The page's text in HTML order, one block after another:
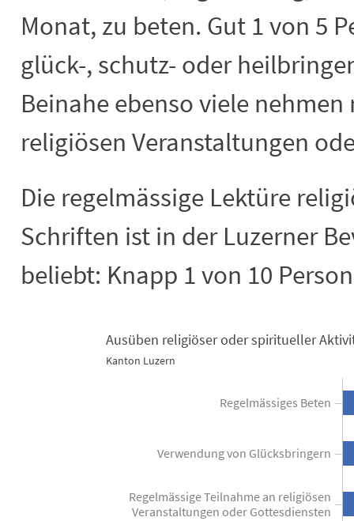
Monat, zu beten. Gut 1 von 5
glück-, schutz- oder
Beinahe ebenso viele
religiösen Veranstaltungen
Die regelmässige Lektüre
Schriften ist in der Luzerner
beliebt: Knapp 1 von 10
Ausüben religiöser oder spiritueller
Combination chart with 2 data series.
View as data table, Ausüben religiöser oder spiritueller Aktivitäten
The chart has 1 X axis displaying categories.
Ausüben religiöser oder spiritueller
Kanton Luzern
Regelmässiges Beten
Verwendung von Glücksbringern
Regelmässige Teilnahme an religiösen
Veranstaltungen oder Gottesdiensten